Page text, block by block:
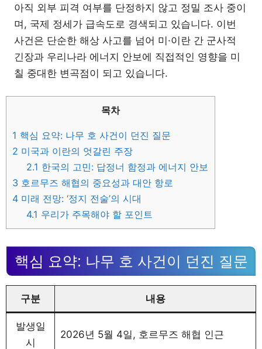
아직 외부 피격 여부를 단정하지 않고 정밀 조사 중이
며, 국제 정세가 급속도로 경색되고 있습니다. 이번
사건은 단순한 해상 사고를 넘어 미·이란 간 군사적
긴장과 우리나라 에너지 안보에 직접적인 영향을 미
칠 중대한 변곡점이 되고 있습니다.
목차
1 핵심 요약: 나무 호 사건이 던진 질문
2 미국과 이란의 엇갈린 주장
2.1 한국의 고민: 답정너 함정과 에너지 안보
3 호르무즈 해협의 중요성과 대안 항로
4 미래 전망: ‘정지 전술’의 시대
4.1 우리가 주목해야 할 포인트
핵심 요약: 나무 호 사건이 던진 질문
구분 내용
발생일
시
2026년 5월 4일, 호르무즈 해협 인근